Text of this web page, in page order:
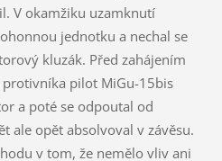
V okamžiku uzamknutí
jednotku a nechal se
kluzák. Před zahájením
pilot MiGu-15bis
a poté se odpoutal od
ale opět absolvoval v závěsu.
v tom, že nemělo vliv ani